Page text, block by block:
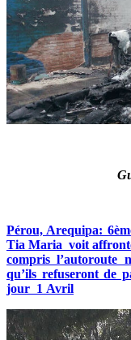
Pérou, Arequipa:
Tia Maria voit
compris l’autoroute
qu’ils refuseront de
jour 1 Avril